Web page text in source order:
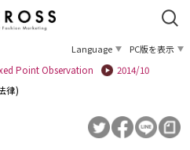
Language
PC版を表示
Point Observation
2014/10
律)